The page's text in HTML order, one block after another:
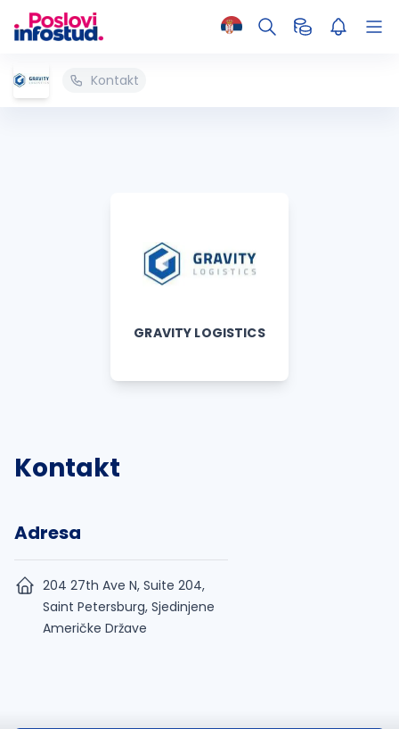
Kontakt
GRAVITY LOGISTICS
Kontakt
Adresa
204 27th Ave N, Suite 204,
Saint Petersburg, Sjedinjene
Američke Države